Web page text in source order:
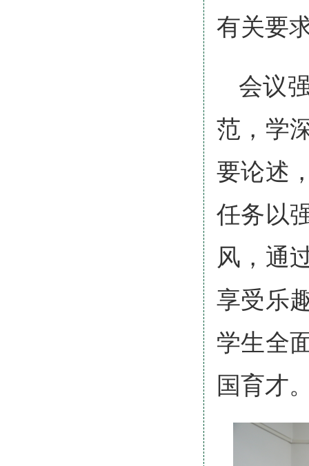
有关要
会议
范，学
要论述
任务以
风，通
享受乐
学生全
国育才